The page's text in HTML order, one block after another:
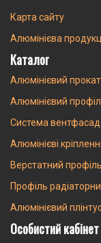
Карта сайту
Алюмінієва
Каталог
Алюмінієвий прокат
Алюмінієвий
Система вентфасад
Алюмінієві
Верстатний профіль
Профіль
Алюмінієвий
Особистий кабінет